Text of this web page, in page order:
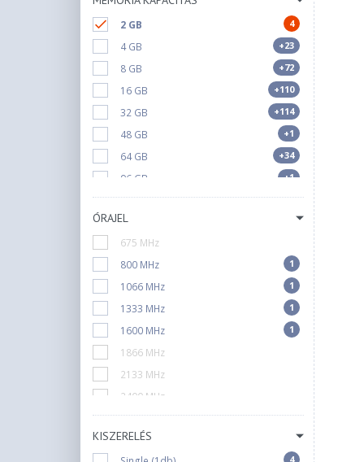
2 GB 4
4 GB +23
8 GB +72
16 GB +110
32 GB +114
48 GB +1
64 GB +34
96 GB +1
128 GB +1
ÓRAJEL
675 MHz
800 MHz
1
1066 MHz 1
1333 MHz 1
1600 MHz 1
1866 MHz
2133 MHz
2400 MHz
2666 MHz
3000 MHz
KISZERELÉS
4